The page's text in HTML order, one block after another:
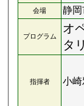
会場 静
プログラム
オ
タ
指揮者 小